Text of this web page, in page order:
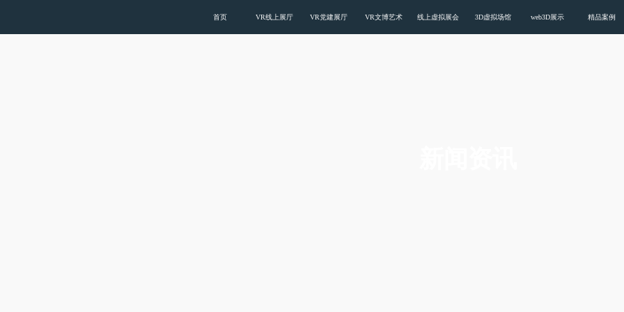
色多多在线下载,色多多视频在线观看,色多多下载污版,色多多黄色视频APP下载安装
首页 VR线上展厅 VR党建展厅 VR文博艺术 线上虚拟展会 3D虚拟场馆 web3D展示 精品案例